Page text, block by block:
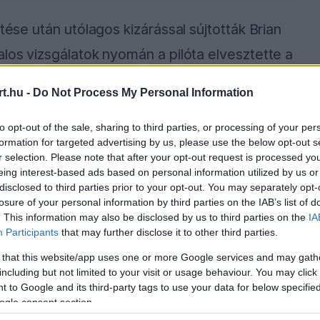
- Do Not Process My Personal Information
opt-out of the sale, sharing to third parties, or processing of your
for targeted advertising by us, please use the below opt-out
selection. Please note that after your opt-out request is processed
interest-based ads based on personal information utilized by us
to third parties prior to your opt-out. You may separately
of your personal information by third parties on the IAB’s list of
This information may also be disclosed by us to third parties on the
Participants that may further disclose it to other third parties.
that this website/app uses one or more Google services and may
but not limited to your visit or usage behaviour. You may
to Google and its third-party tags to use your data for below
consent section.
után utólagos kizárással sújtották Brian
vizsgálatok nyomán a pilóta elvesztette a
a futamon elért eredményét.
szabták ki az illetékesek, a felhasznált
előírásoknak. A döntés komoly hatással
tizenhárom pontot veszített a
the server or network failed or because the
supported.